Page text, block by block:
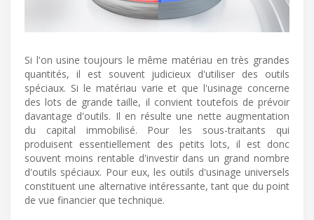
Si l'on usine toujours le même matériau en très grandes
quantités, il est souvent judicieux d'utiliser des outils
spéciaux. Si le matériau varie et que l'usinage concerne
des lots de grande taille, il convient toutefois de prévoir
davantage d'outils. Il en résulte une nette augmentation
du capital immobilisé. Pour les sous-traitants qui
produisent essentiellement des petits lots, il est donc
souvent moins rentable d'investir dans un grand nombre
d'outils spéciaux. Pour eux, les outils d'usinage universels
constituent une alternative intéressante, tant que du point
de vue financier que technique.